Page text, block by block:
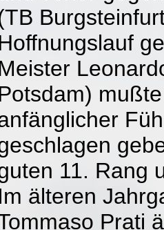
11. Rang
Im älteren
Prati